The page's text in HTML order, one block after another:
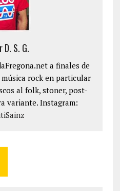
S. G.
a finales de
música rock en particular
al folk, stoner, post-
variante. Instagram: